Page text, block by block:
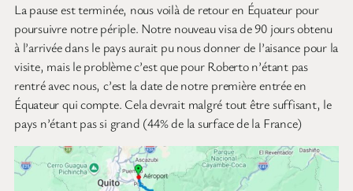
La pause est terminée, nous voilà de retour en Équateur pour
poursuivre notre périple. Notre nouveau visa de 90 jours obtenu
à l’arrivée dans le pays aurait pu nous donner de l’aisance pour la
visite, mais le problème c’est que pour Roberto n’étant pas
rentré avec nous, c’est la date de notre première entrée en
Équateur qui compte. Cela devrait malgré tout être suffisant, le
pays n’étant pas si grand (44% de la surface de la France)